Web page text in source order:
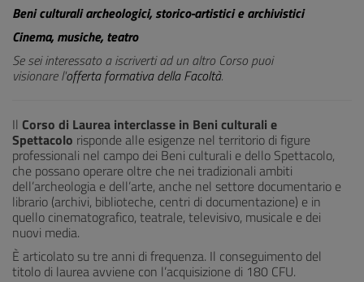
Beni culturali archeologici, storico-artistici e archivistici
Cinema, musiche, teatro
Se sei interessato a iscriverti ad un altro Corso puoi
visionare l'offerta formativa della Facoltà.
Il Corso di Laurea interclasse in Beni culturali e
Spettacolo risponde alle esigenze nel territorio di figure
professionali nel campo dei Beni culturali e dello Spettacolo,
che possano operare oltre che nei tradizionali ambiti
dell’archeologia e dell’arte, anche nel settore documentario e
librario (archivi, biblioteche, centri di documentazione) e in
quello cinematografico, teatrale, televisivo, musicale e dei
nuovi media.
È articolato su tre anni di frequenza. Il conseguimento del
titolo di laurea avviene con l’acquisizione di 180 CFU.